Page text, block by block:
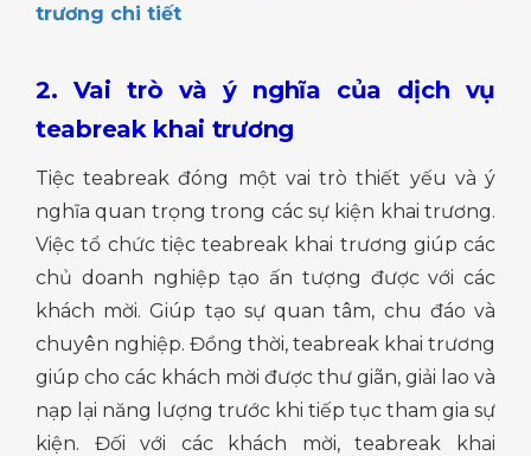
trương chi tiết
2. Vai trò và ý nghĩa của dịch vụ
teabreak khai trương
Tiệc teabreak đóng một vai trò thiết yếu và ý
nghĩa quan trọng trong các sự kiện khai trương.
Việc tổ chức tiệc teabreak khai trương giúp các
chủ doanh nghiệp tạo ấn tượng được với các
khách mời. Giúp tạo sự quan tâm, chu đáo và
chuyên nghiệp. Đồng thời, teabreak khai trương
giúp cho các khách mời được thư giãn, giải lao và
nạp lại năng lượng trước khi tiếp tục tham gia sự
kiện. Đối với các khách mời, teabreak khai